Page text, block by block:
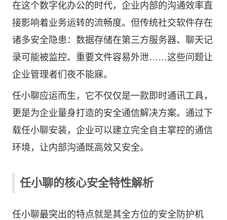
在这个数字化办公的时代，企业内部的沟通效率直
接影响着业务运转的流畅度。但传统社交软件存在
诸多安全隐患：数据存储在第三方服务器、聊天记
录可能被监控、重要文件容易外泄……这些问题让
企业管理者们夜不能寐。
任小聊应运而生，它不仅仅是一款即时通讯工具，
更是为企业量身打造的安全通信解决方案。通过下
载任小聊安装，企业可以建立完全自主掌控的通信
环境，让内部沟通既高效又安全。
任小聊的核心安全特性解析
任小聊最突出的特点就是其全方位的安全防护机